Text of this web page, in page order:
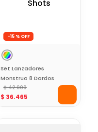
-15 %
Set Lanzadores
Monstruo 8 Dardos
Espuma y 2
Objetivos Fast
$ 42.900
$ 36.465